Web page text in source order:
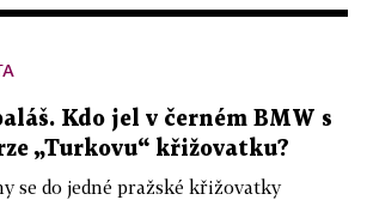
Kdo jel v černém BMW s
„Turkovu“ křižovatku?
se do jedné pražské křižovatky